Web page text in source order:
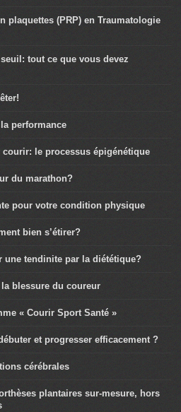
plaquettes (PRP) en Traumatologie
tout ce que vous devez
performance
le processus épigénétique
du marathon?
pour votre condition physique
bien s’étirer?
une tendinite par la diététique?
blessure du coureur
« Courir Sport Santé »
et progresser efficacement ?
cérébrales
plantaires sur-mesure, hors